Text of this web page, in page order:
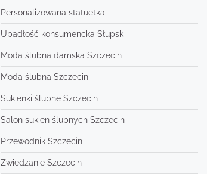
Personalizowana statuetka
Upadłość konsumencka Słupsk
Moda ślubna damska Szczecin
Moda ślubna Szczecin
Sukienki ślubne Szczecin
Salon sukien ślubnych Szczecin
Przewodnik Szczecin
Zwiedzanie Szczecin